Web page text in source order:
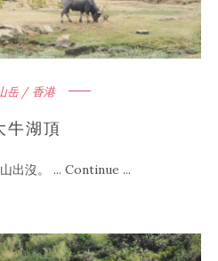
岳 / 香港
牛湖頂
出沒。 ... Continue ...